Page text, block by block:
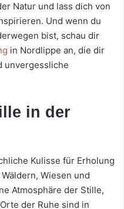
Natur und lass dich von
Und wenn du
bist, schau dir
in Nordlippe an, die dir
unvergessliche
in der
Kulisse für Erholung
Wiesen und
Atmosphäre der Stille,
der Ruhe sind in